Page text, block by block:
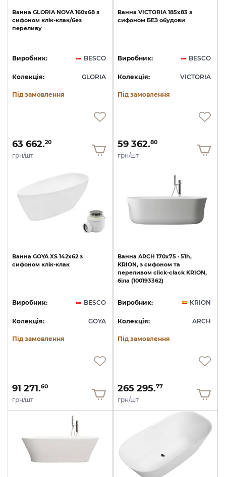
Ванна GLORIA NOVA 160х68 з
сифоном клік-клак/без
переливу
Виробник: BESCO
Колекція: GLORIA
Під замовлення
63 662.20
грн/шт
Ванна VICTORIA 185х83 з
сифоном БЕЗ обудови
Виробник: BESCO
Колекція: VICTORIA
Під замовлення
59 362.80
грн/шт
Ванна GOYA XS 142x62 з
сифоном клік-клак
Виробник: BESCO
Колекція: GOYA
Під замовлення
91 271.60
грн/шт
Ванна ARCH 170x75 · 51h,
KRION, з сифоном та
переливом сlick-clack KRION,
біла (100193362)
Виробник: KRION
Колекція: ARCH
Під замовлення
265 295.77
грн/шт